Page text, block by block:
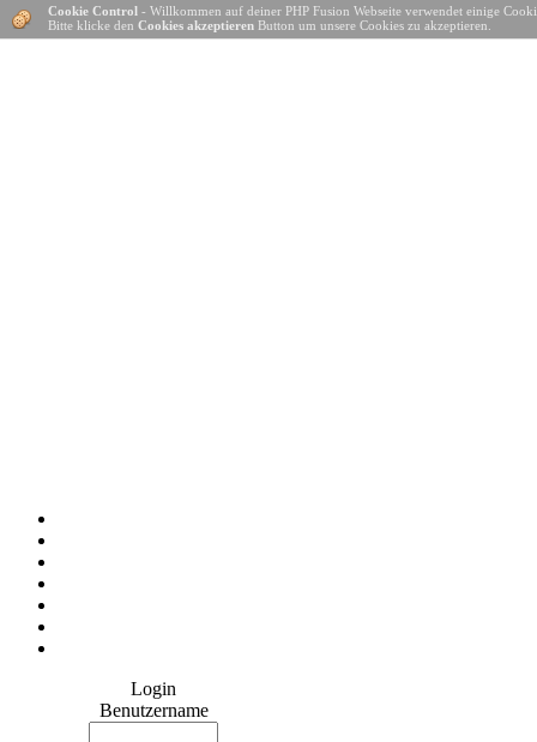
Login
Benutzername
Cookie Control - Willkommen auf deiner PHP Fusion Webseite verwendet einige
Bitte klicke den Cookies akzeptieren Button um unsere Cookies zu akzeptieren.